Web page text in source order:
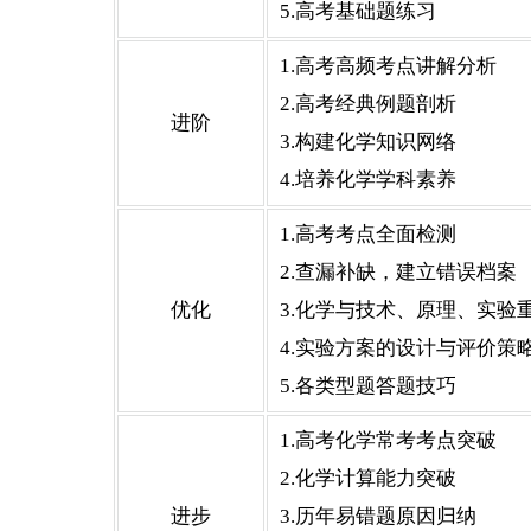
5.高考基础题练习
进阶
1.高考高频考点讲解分析
2.高考经典例题剖析
3.构建化学知识网络
4.培养化学学科素养
优化
1.高考考点全面检测
2.查漏补缺，建立错误档案
3.化学与技术、原理、实验
4.实验方案的设计与评价策
5.各类型题答题技巧
进步
1.高考化学常考考点突破
2.化学计算能力突破
3.历年易错题原因归纳